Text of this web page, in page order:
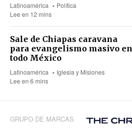
Latinoamérica
Política
Lee en 12 mins
Sale de Chiapas caravana
para evangelismo masivo en
todo México
Latinoamérica
Iglesia y Misiones
Lee en 6 mins
GRUPO DE MARCAS